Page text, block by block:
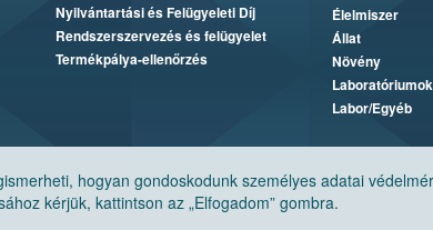
hogyan gondoskodunk személyes adatai
kérjük, kattintson az „Elfogadom” gombra.
Nyilvántartási és Felügyeleti Díj
Rendszerszervezés és felügyelet
Termékpálya-ellenőrzés
Élelmiszer
Állat
Növény
Laboratóriumok
Labor/Egyéb